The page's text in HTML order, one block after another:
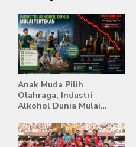
Anak Muda Pilih
Olahraga, Industri
Alkohol Dunia Mulai